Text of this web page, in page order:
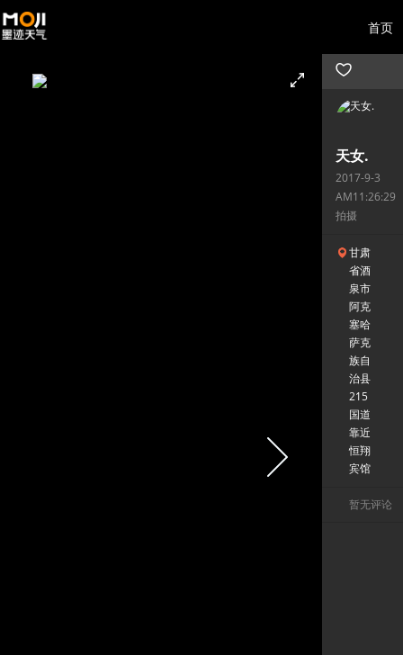
首页
天女.
2017-9-3
AM11:26:29
拍摄
甘肃
省酒
泉市
阿克
塞哈
萨克
族自
治县
215
国道
靠近
恒翔
宾馆
暂无评论